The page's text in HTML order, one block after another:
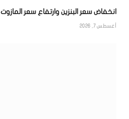
انخفاض سعر البنزين وارتفاع سعر المازوت
أغسطس 7, 2026